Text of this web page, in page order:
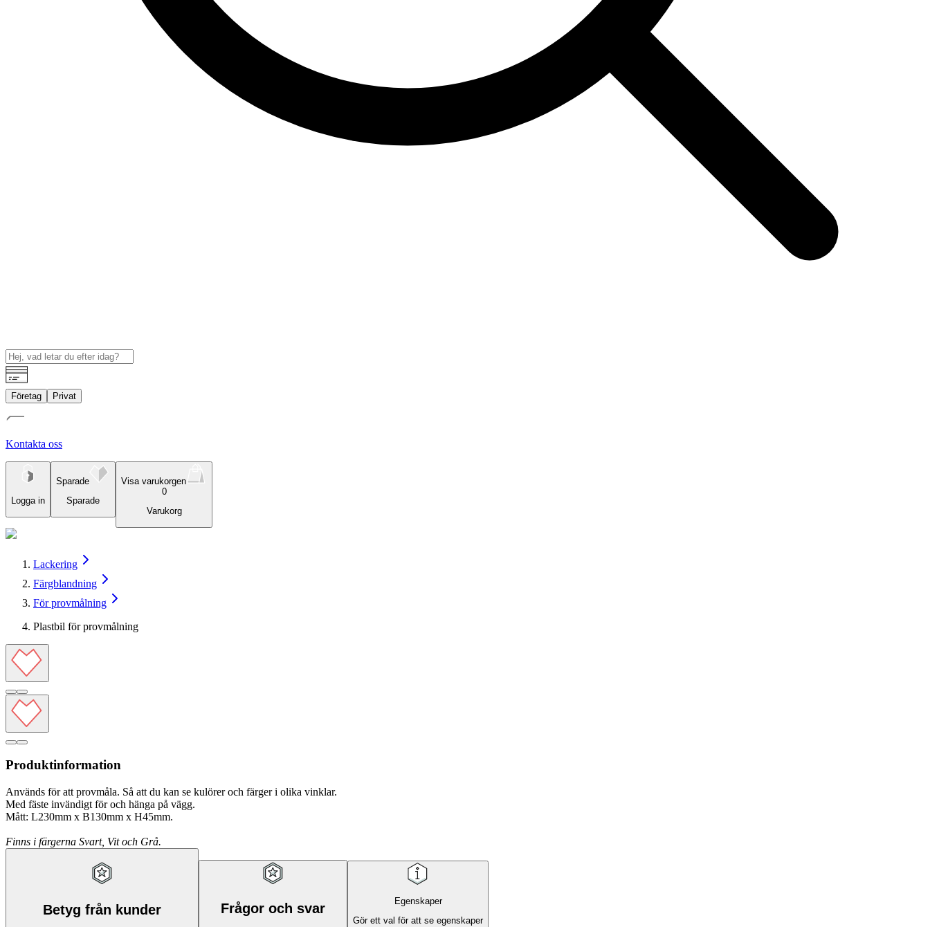
Företag Privat
Kontakta oss
Logga in
Sparade
Sparade
Visa varukorgen
0
Varukorg
Lackering
Färgblandning
För provmålning
Plastbil för provmålning
Produktinformation
Används för att provmåla. Så att du kan se kulörer och färger i olika vinklar.
Med fäste invändigt för och hänga på vägg.
Mått: L230mm x B130mm x H45mm.
Finns i färgerna Svart, Vit och Grå.
Betyg från kunder
Frågor och svar
Egenskaper
Gör ett val för att se egenskaper